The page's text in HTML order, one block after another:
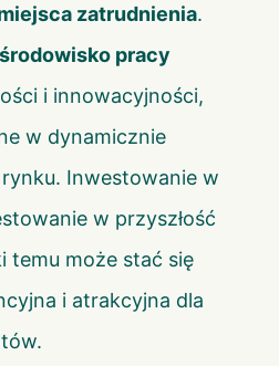
zatrudnienia.
środowisko pracy
i innowacyjności,
w dynamicznie
Inwestowanie w
w przyszłość
temu może stać się
i atrakcyjna dla